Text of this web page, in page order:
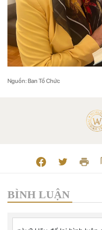
Nguồn: Ban Tổ Chức
BÌNH LUẬN